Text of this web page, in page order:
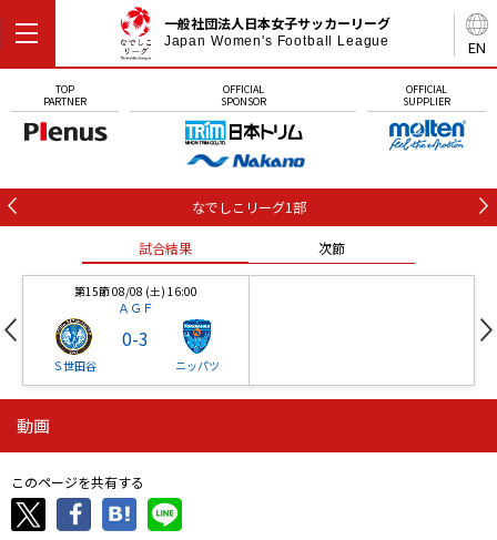
EN
一般社団法人日本女子サッカーリーグ
Japan Women's Football League
TOP
PARTNER
OFFICIAL
SPONSOR
OFFICIAL
SUPPLIER
なでしこリーグ1部
試合結果 次節
第15節 08/08 (土) 16:00
ＡＧＦ
Ｓ世田谷
0-3
ニッパツ
ニッパツ
ニッパツ
-
石人の星
動画
このページを共有する